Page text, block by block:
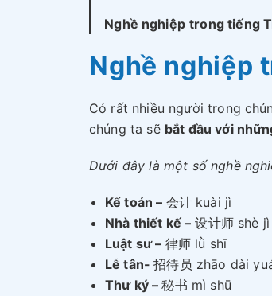
Nghề nghiệp trong tiếng
Nghề nghiệp
Có rất nhiều người trong
chúng ta sẽ bắt đầu với
Dưới đây là một số nghề
Kế toán – 会计 kuài jì
Nhà thiết kế – 设计师 shè
Luật sư – 律师 lǜ shī
Lễ tân-招待员 zhāo dài
Thư ký –秘书 mì shū